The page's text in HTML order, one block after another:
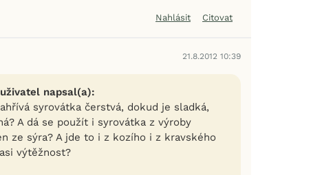
Nahlásit Citovat
21.8.2012 10:39
napsal(a):
syrovátka čerstvá, dokud je sladká,
A dá se použít i syrovátka z výroby
ze sýra? A jde to i z kozího i z kravského
výtěžnost?